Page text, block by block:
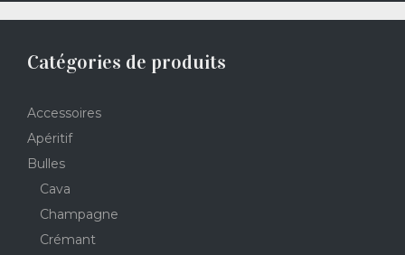
Catégories de produits
Accessoires
Apéritif
Bulles
Cava
Champagne
Crémant